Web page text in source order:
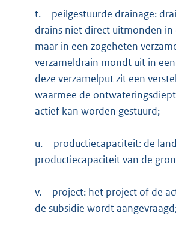
t.
peilgestuurde drainage:
drains niet direct uitmonden in
maar in een zogeheten
verzameldrain mondt uit in
deze verzamelput zit een
waarmee de
actief kan worden gestuurd;
u.
productiecapaciteit: de
productiecapaciteit van de
v.
project: het project of de
de subsidie wordt